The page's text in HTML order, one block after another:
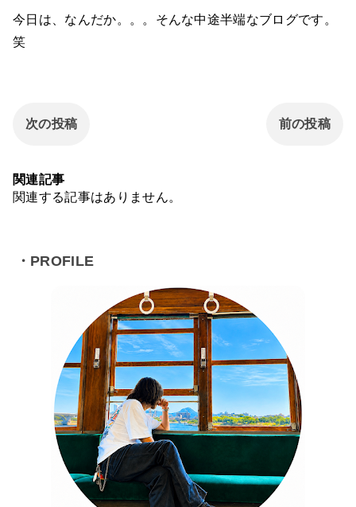
今日は、なんだか。。。そんな中途半端なブログです。
笑
次の投稿 前の投稿
関連記事
関連する記事はありません。
・PROFILE